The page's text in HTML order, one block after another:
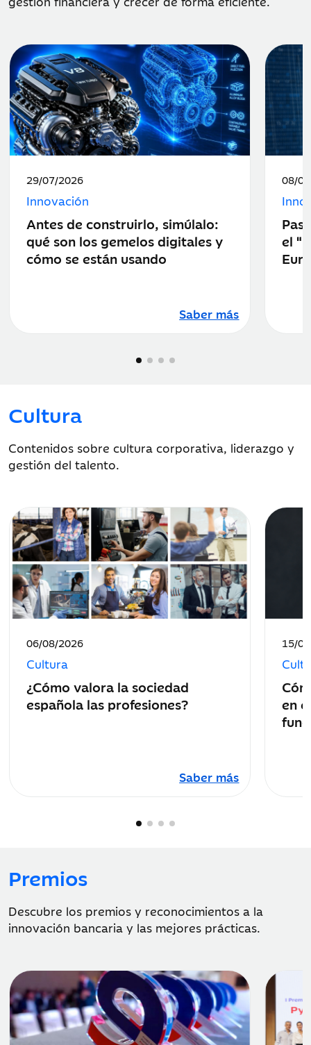
Fecha
publicación:
29/07/2026
Innovación
Antes de construirlo, simúlalo:
qué son los gemelos digitales y
cómo se están usando
Saber más
Fecha
08/
el
Cultura
Contenidos sobre cultura corporativa, liderazgo y
gestión del talento.
Fecha
publicación:
06/08/2026
Cultura
¿Cómo valora la sociedad
española las profesiones?
Saber más
Fecha
15/
en
Premios
Descubre los premios y reconocimientos a la
innovación bancaria y las mejores prácticas.